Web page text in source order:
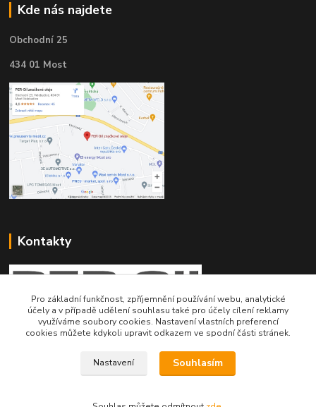
Kde nás najdete
Obchodní 25
434 01 Most
Kontakty
Telefon pro technické dotazy: 775 113 255
Telefon do našeho obchodu : 774 993 479
Pro základní funkčnost, zpříjemnění používání webu, analytické
účely a v případě udělení souhlasu také pro účely cílení reklamy
využíváme soubory cookies. Nastavení vlastních preferencí
cookies můžete kdykoli upravit odkazem ve spodní části stránek.
Nastavení Souhlasím